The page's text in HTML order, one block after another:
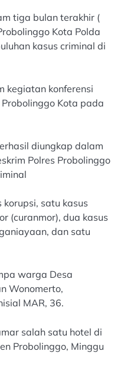
tiga bulan terakhir (
Kota Polda
kasus criminal di
kegiatan konferensi
Kota pada
diungkap dalam
Polres Probolinggo
satu kasus
(curanmor), dua kasus
dan satu
warga Desa
Wonomerto,
MAR, 36.
salah satu hotel di
Probolinggo, Minggu